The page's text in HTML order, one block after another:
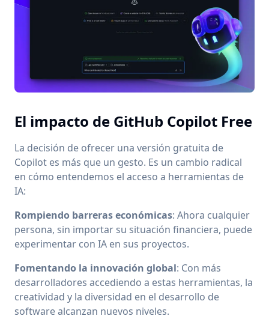
El impacto de GitHub Copilot Free
La decisión de ofrecer una versión gratuita de
Copilot es más que un gesto. Es un cambio radical
en cómo entendemos el acceso a herramientas de
IA:
Rompiendo barreras económicas: Ahora cualquier
persona, sin importar su situación financiera, puede
experimentar con IA en sus proyectos.
Fomentando la innovación global: Con más
desarrolladores accediendo a estas herramientas, la
creatividad y la diversidad en el desarrollo de
software alcanzan nuevos niveles.